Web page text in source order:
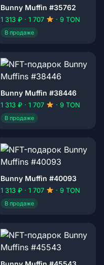
Bunny Muffin #35762
1 313 ₽ · 1 707 · 9 TON
В продаже
Bunny Muffin #38446
1 313 ₽ · 1 707 · 9 TON
В продаже
Bunny Muffin #40093
1 313 ₽ · 1 707 · 9 TON
В продаже